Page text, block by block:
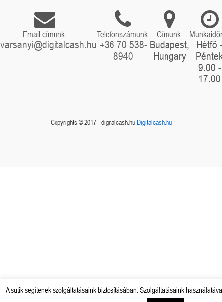
Email címünk: Telefonszámunk:
+36 70 538-
8940
Címünk:
Budapest,
Hungary
Hétfő -
9.00 -
17.00
Copyrights © 2017 - digitalcash.huDigitalcash.hu
A sütik segítenek szolgáltatásaink biztosításában. Szolgáltatásaink